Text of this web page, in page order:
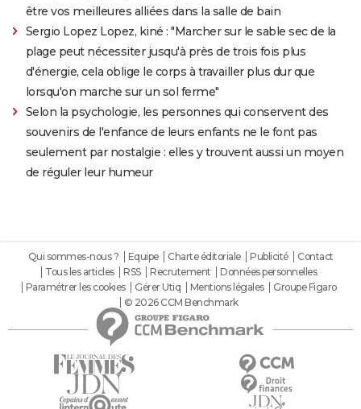
être vos meilleures alliées dans la salle de bain
Sergio Lopez Lopez, kiné : "Marcher sur le sable sec de la
plage peut nécessiter jusqu'à près de trois fois plus
d'énergie, cela oblige le corps à travailler plus dur que
lorsqu'on marche sur un sol ferme"
Selon la psychologie, les personnes qui conservent des
souvenirs de l'enfance de leurs enfants ne le font pas
seulement par nostalgie : elles y trouvent aussi un moyen
de réguler leur humeur
Qui sommes-nous ? Equipe Charte éditoriale Publicité
Contact
Tous les articles
RSS Recrutement
Données personnelles
Paramétrer les cookies
Gérer Utiq Mentions légales
Groupe Figaro
© 2026 CCM Benchmark